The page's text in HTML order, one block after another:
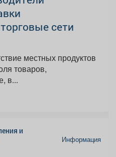
сети
местных продуктов
товаров,
в...
и
Информация